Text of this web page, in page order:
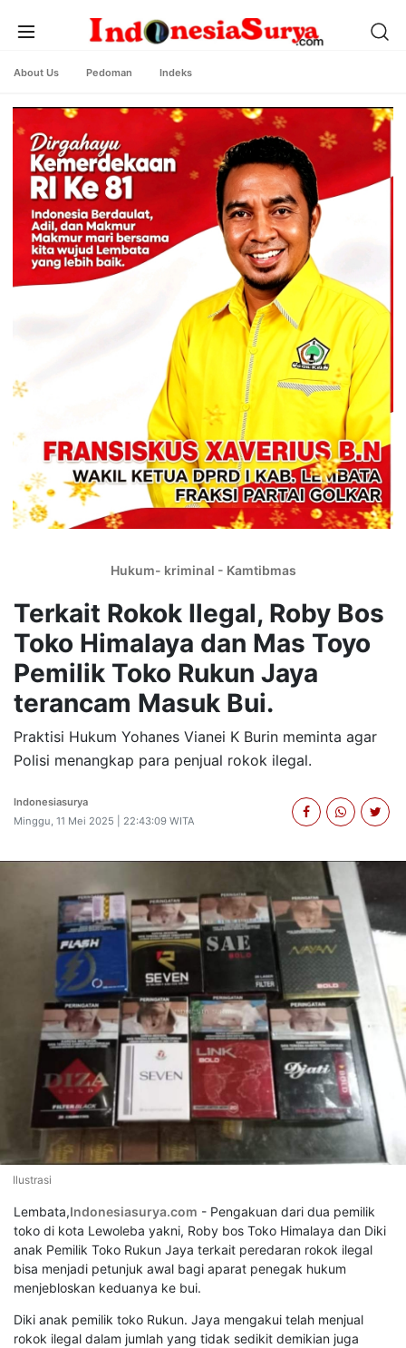
About Us Pedoman Indeks
Hukum- kriminal - Kamtibmas
Terkait Rokok Ilegal, Roby Bos
Toko Himalaya dan Mas Toyo
Pemilik Toko Rukun Jaya
terancam Masuk Bui.
Praktisi Hukum Yohanes Vianei K Burin meminta agar
Polisi menangkap para penjual rokok ilegal.
Indonesiasurya
Minggu, 11 Mei 2025 | 22:43:09 WITA
Ilustrasi
Lembata,Indonesiasurya.com - Pengakuan dari dua pemilik
toko di kota Lewoleba yakni, Roby bos Toko Himalaya dan Diki
anak Pemilik Toko Rukun Jaya terkait peredaran rokok ilegal
bisa menjadi petunjuk awal bagi aparat penegak hukum
menjebloskan keduanya ke bui.
Diki anak pemilik toko Rukun. Jaya mengakui telah menjual
rokok ilegal dalam jumlah yang tidak sedikit demikian juga